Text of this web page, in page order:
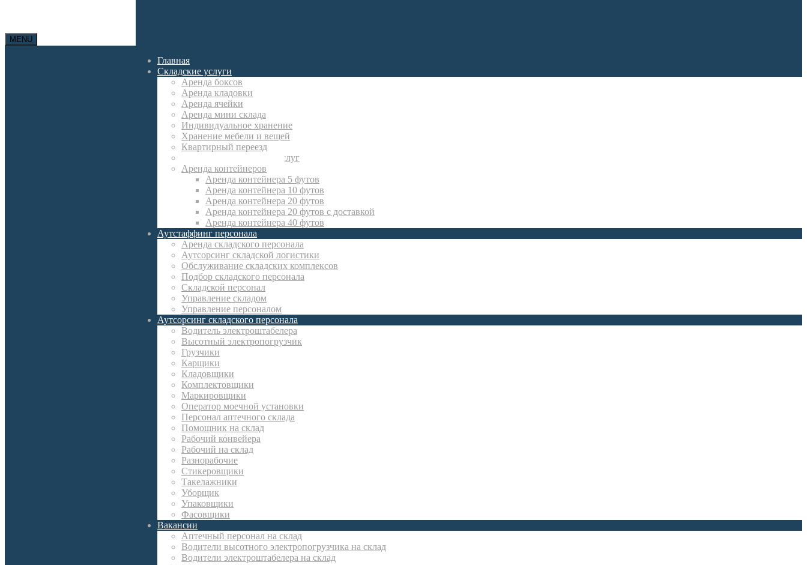
MENU
Главная
Складские услуги
Аренда боксов
Аренда кладовки
Аренда ячейки
Аренда мини склада
Индивидуальное хранение
Хранение мебели и вещей
Квартирный переезд
Аутсорсинг складских услуг
Аренда контейнеров
Аренда контейнера 5 футов
Аренда контейнера 10 футов
Аренда контейнера 20 футов
Аренда контейнера 20 футов с доставкой
Аренда контейнера 40 футов
Аутстаффинг персонала
Аренда складского персонала
Аутсорсинг складской логистики
Обслуживание складских комплексов
Подбор складского персонала
Складской персонал
Управление складом
Управление персоналом
Аутсорсинг складского персонала
Водитель электроштабелера
Высотный электропогрузчик
Грузчики
Карщики
Кладовщики
Комплектовщики
Маркировщики
Оператор моечной установки
Персонал аптечного склада
Помощник на склад
Рабочий конвейера
Рабочий на склад
Разнорабочие
Стикеровщики
Такелажники
Уборщик
Упаковщики
Фасовщики
Вакансии
Аптечный персонал на склад
Водители высотного электропогрузчика на склад
Водители электроштабелера на склад